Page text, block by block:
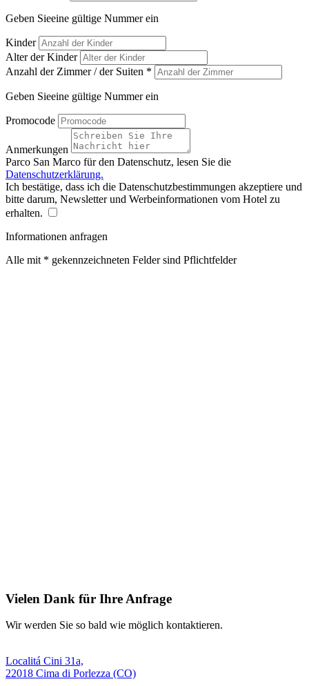
Geben Sieeine gültige Nummer ein
Kinder
Alter der Kinder
Anzahl der Zimmer / der Suiten *
Geben Sieeine gültige Nummer ein
Promocode
Anmerkungen
Parco San Marco für den Datenschutz, lesen Sie die
Datenschutzerklärung.
Ich bestätige, dass ich die Datenschutzbestimmungen akzeptiere und
bitte darum, Newsletter und Werbeinformationen vom Hotel zu
erhalten.
Informationen anfragen
Alle mit * gekennzeichneten Felder sind Pflichtfelder
Vielen Dank für Ihre Anfrage
Wir werden Sie so bald wie möglich kontaktieren.
Localitá Cini 31a,
22018 Cima di Porlezza (CO)